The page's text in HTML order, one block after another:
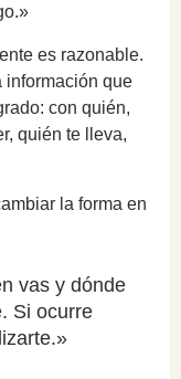
es razonable.
información que
con quién,
quién te lleva,
la forma en
vas y dónde
Si ocurre